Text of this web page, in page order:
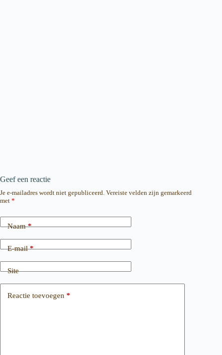
Geef een reactie
Je e-mailadres wordt niet gepubliceerd. Vereiste velden zijn gemarkeerd
met *
Naam*
E-mail*
Site
Reactie toevoegen *